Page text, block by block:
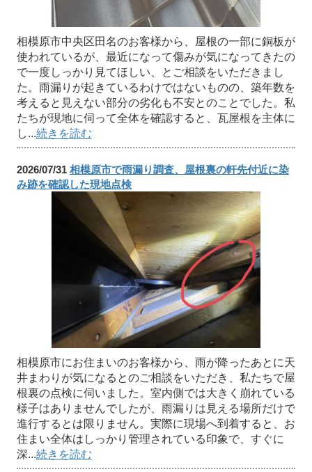
相模原市中央区田名のお客様から、屋根の一部に銅板が
使われているが、最近になって傷みが気になってきたの
で一度しっかり見てほしい、とご相談をいただきまし
た。雨漏りが起きているわけではないものの、築年数を
考えると見えない部分の劣化も不安とのことでした。私
たちが現地に伺って全体を確認すると、瓦屋根を主体に
し...続きを読む
2026/07/31 相模原市で雨漏り調査、屋根裏の軒先付近に染
み跡を確認した現地点検
相模原市にお住まいのお客様から、雨が降ったあとに天
井まわりが気になるとのご相談をいただき、私たちで屋
根裏の点検に伺いました。室内側では大きく崩れている
様子はありませんでしたが、雨漏りは見える場所だけで
進行するとは限りません。実際に現場へ到着すると、お
住まい全体はしっかり管理されている印象で、すぐに
深...続きを読む